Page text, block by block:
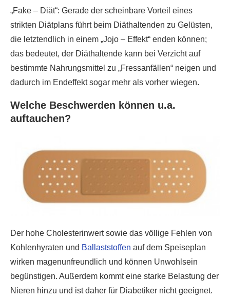
„Fake – Diät“: Gerade der scheinbare Vorteil eines
strikten Diätplans führt beim Diäthaltenden zu Gelüsten,
die letztendlich in einem „Jojo – Effekt“ enden können;
das bedeutet, der Diäthaltende kann bei Verzicht auf
bestimmte Nahrungsmittel zu „Fressanfällen“ neigen und
dadurch im Endeffekt sogar mehr als vorher wiegen.
Welche Beschwerden können u.a.
auftauchen?
Der hohe Cholesterinwert sowie das völlige Fehlen von
Kohlenhyraten und Ballaststoffen auf dem Speiseplan
wirken magenunfreundlich und können Unwohlsein
begünstigen. Außerdem kommt eine starke Belastung der
Nieren hinzu und ist daher für Diabetiker nicht geeignet.